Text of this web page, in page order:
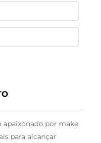
apaixonado por make
para alcançar